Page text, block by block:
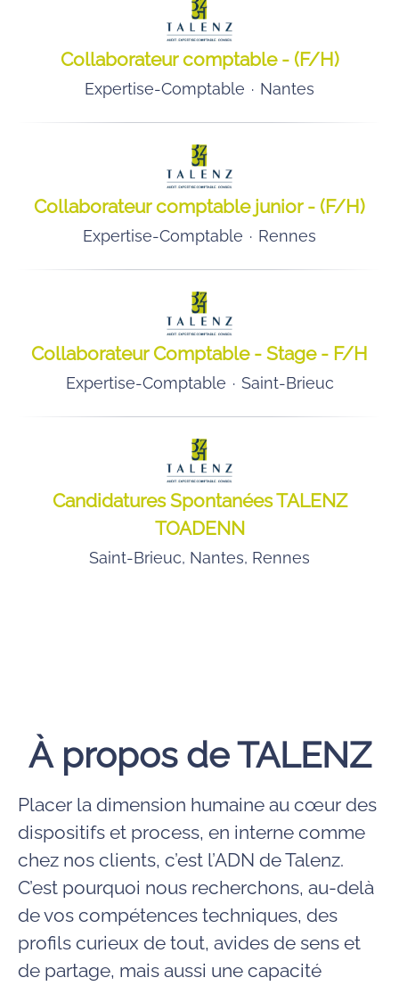
Collaborateur comptable - (F/H)
Expertise-Comptable · Nantes
Collaborateur comptable junior - (F/H)
Expertise-Comptable · Rennes
Collaborateur Comptable - Stage - F/H
Expertise-Comptable · Saint-Brieuc
Candidatures Spontanées TALENZ
TOADENN
Saint-Brieuc, Nantes, Rennes
À propos de TALENZ
Placer la dimension humaine au cœur des
dispositifs et process, en interne comme
chez nos clients, c’est l’ADN de Talenz.
C’est pourquoi nous recherchons, au-delà
de vos compétences techniques, des
profils curieux de tout, avides de sens et
de partage, mais aussi une capacité